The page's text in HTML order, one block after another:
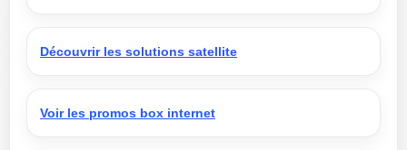
Découvrir les solutions satellite
Voir les promos box internet